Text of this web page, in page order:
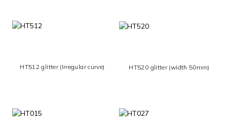
HT512 glitter (Irregular curve) HT520 glitter (width 50mm)